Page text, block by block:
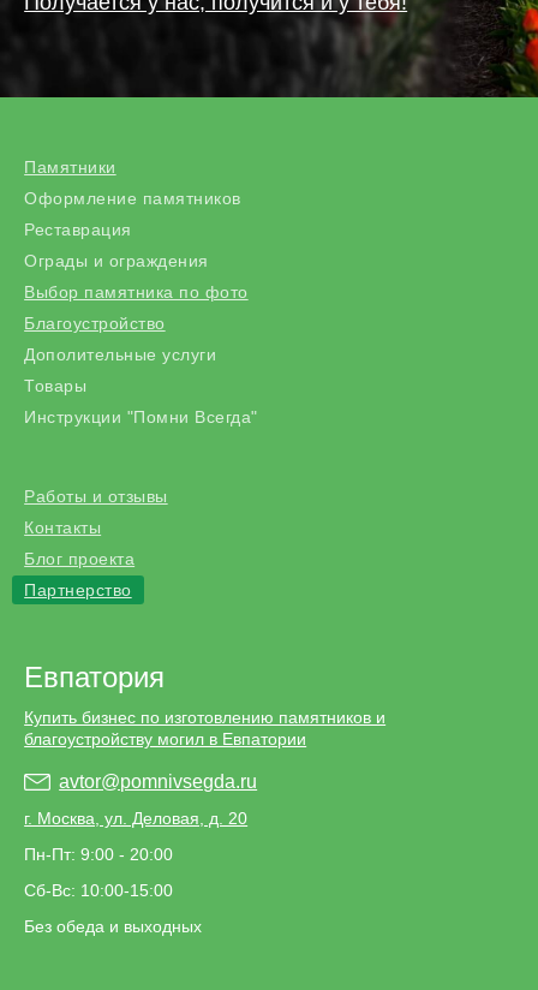
Памятники
Оформление памятников
Реставрация
Ограды и ограждения
Выбор памятника по фото
Благоустройство
Дополительные услуги
Товары
Инструкции "Помни Всегда"
Работы и отзывы
Контакты
Блог проекта
Партнерство
Евпатория
Купить бизнес по изготовлению памятников и
благоустройству могил в Евпатории
avtor@pomnivsegda.ru
г. Москва, ул. Деловая, д. 20
Пн-Пт: 9:00 - 20:00
Сб-Вс: 10:00-15:00
Без обеда и выходных